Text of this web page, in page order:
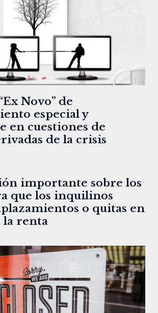
Novo” de
especial y
en cuestiones de
de la crisis
importante sobre los
que los inquilinos
o quitas en
la renta